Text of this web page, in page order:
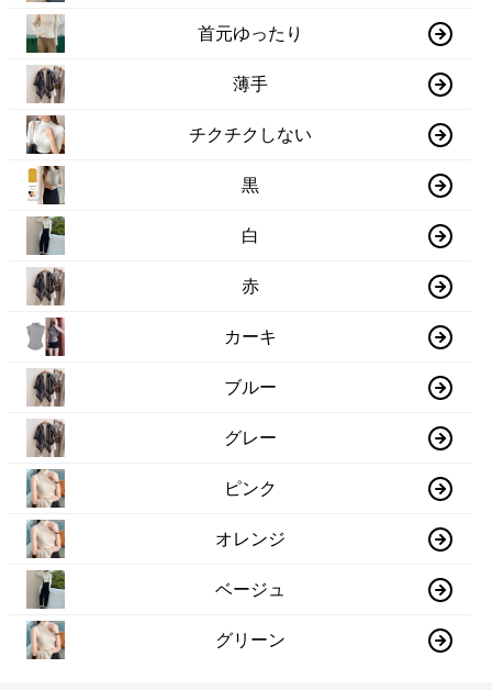
首元ゆったり
薄手
チクチクしない
黒
白
赤
カーキ
ブルー
グレー
ピンク
オレンジ
ベージュ
グリーン